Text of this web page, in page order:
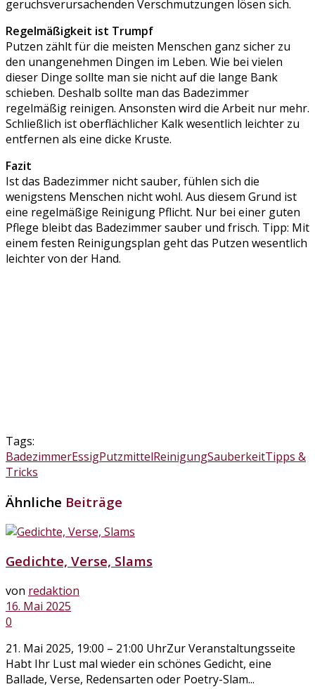
geruchsverursachenden Verschmutzungen lösen sich.
Regelmäßigkeit ist Trumpf
Putzen zählt für die meisten Menschen ganz sicher zu
den unangenehmen Dingen im Leben. Wie bei vielen
dieser Dinge sollte man sie nicht auf die lange Bank
schieben. Deshalb sollte man das Badezimmer
regelmäßig reinigen. Ansonsten wird die Arbeit nur mehr.
Schließlich ist oberflächlicher Kalk wesentlich leichter zu
entfernen als eine dicke Kruste.
Fazit
Ist das Badezimmer nicht sauber, fühlen sich die
wenigstens Menschen nicht wohl. Aus diesem Grund ist
eine regelmäßige Reinigung Pflicht. Nur bei einer guten
Pflege bleibt das Badezimmer sauber und frisch. Tipp: Mit
einem festen Reinigungsplan geht das Putzen wesentlich
leichter von der Hand.
Tags:
BadezimmerEssigPutzmittelReinigungSauberkeitTipps &
Tricks
Ähnliche Beiträge
Gedichte, Verse, Slams
von redaktion
16. Mai 2025
0
21. Mai 2025, 19:00 – 21:00 UhrZur Veranstaltungsseite
Habt Ihr Lust mal wieder ein schönes Gedicht, eine
Ballade, Verse, Redensarten oder Poetry-Slam...